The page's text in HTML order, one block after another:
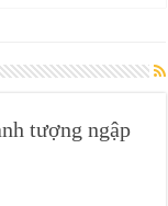
tượng ngập